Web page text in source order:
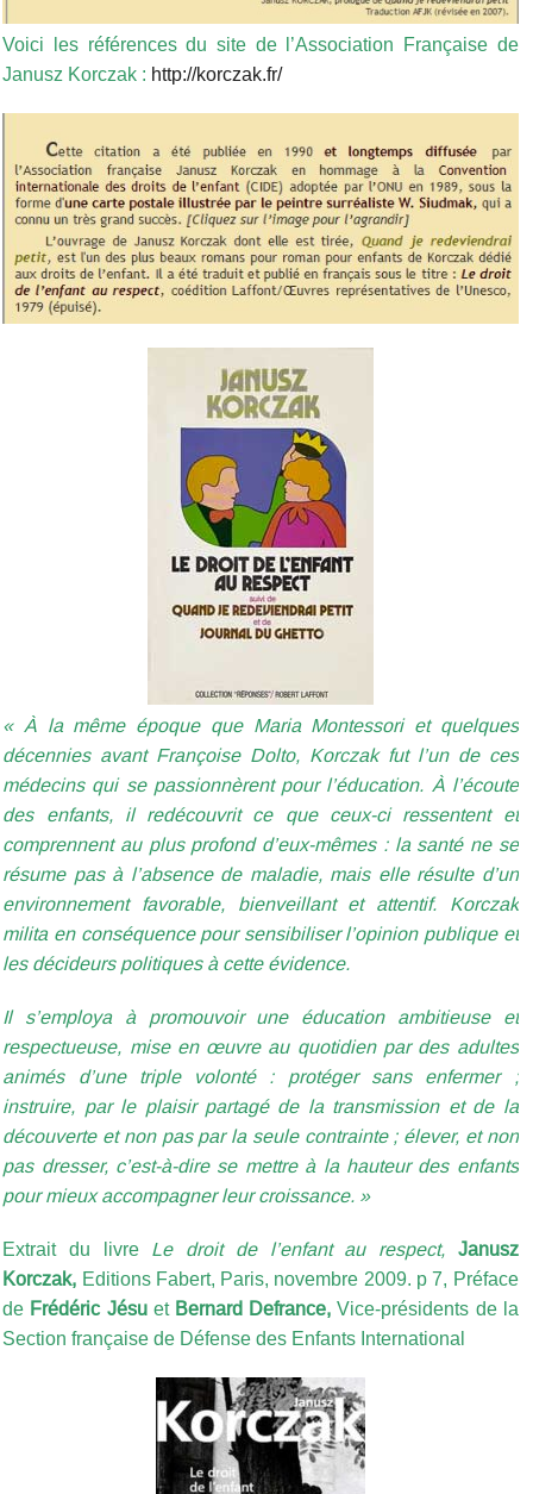
Voici les références du site de l’Association Française de
Janusz Korczak : http://korczak.fr/
« À la même époque que Maria Montessori et quelques
décennies avant Françoise Dolto, Korczak fut l’un de ces
médecins qui se passionnèrent pour l’éducation. À l’écoute
des enfants, il redécouvrit ce que ceux-ci ressentent et
comprennent au plus profond d’eux-mêmes : la santé ne se
résume pas à l’absence de maladie, mais elle résulte d’un
environnement favorable, bienveillant et attentif. Korczak
milita en conséquence pour sensibiliser l’opinion publique et
les décideurs politiques à cette évidence.
Il s’employa à promouvoir une éducation ambitieuse et
respectueuse, mise en œuvre au quotidien par des adultes
animés d’une triple volonté : protéger sans enfermer ;
instruire, par le plaisir partagé de la transmission et de la
découverte et non pas par la seule contrainte ; élever, et non
pas dresser, c’est-à-dire se mettre à la hauteur des enfants
pour mieux accompagner leur croissance. »
Extrait du livre Le droit de l’enfant au respect, Janusz
Korczak, Editions Fabert, Paris, novembre 2009. p 7, Préface
de Frédéric Jésuet Bernard Defrance, Vice-présidents de la
Section française de Défense des Enfants International